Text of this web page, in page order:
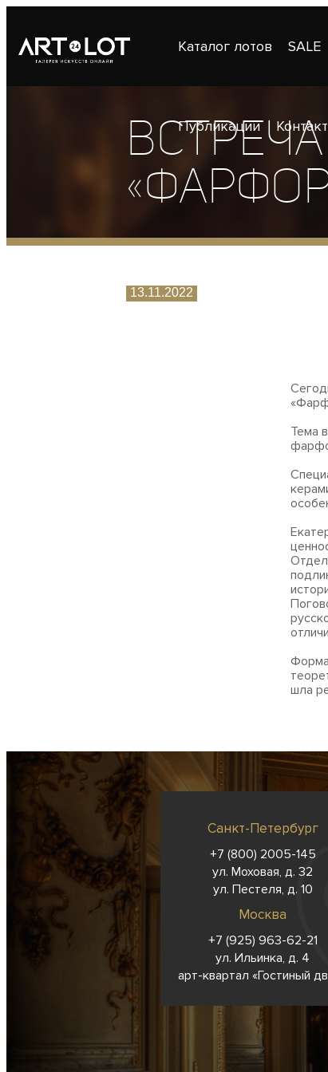
Каталог лотов SALE
Публикации
13.11.2022
Тема
шла
Санкт-Петербург
+7 (800) 2005-145
ул. Моховая, д. 32
ул. Пестеля, д. 10
Москва
+7 (925) 963-62-21
ул. Ильинка, д. 4
арт-квартал «Гостиный